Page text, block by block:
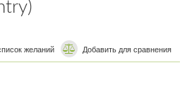
желаний ​​Добавить для сравнения